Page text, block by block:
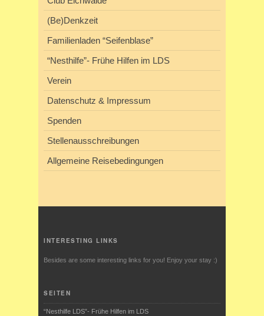
(Be)Denkzeit
Familienladen “Seifenblase”
“Nesthilfe”- Frühe Hilfen im LDS
Verein
Datenschutz & Impressum
Spenden
Stellenausschreibungen
Allgemeine Reisebedingungen
INTERESTING LINKS
Besides are some interesting links for you! Enjoy your stay :)
SEITEN
“Nesthilfe LDS”- Frühe Hilfen im LDS